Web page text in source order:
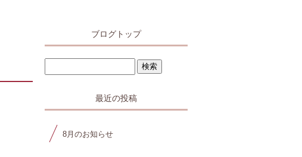
ブログトップ
最近の投稿
8月のお知らせ